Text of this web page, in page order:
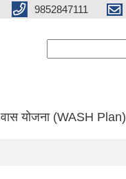
9852847111
वास योजना (WASH Plan)